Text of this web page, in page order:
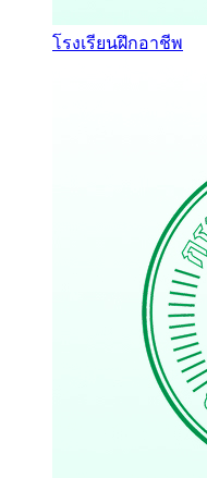
โรงเรียนฝึกอาชีพ